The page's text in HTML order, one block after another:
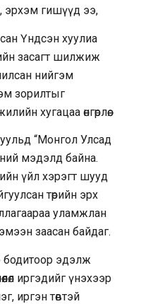
эрхэм гишүүд ээ,
Үндсэн хуулиа
засагт шилжиж
нийгэм
зорилтыг
хугацаа өнгөрлөө.
“Монгол Улсад
мэдэлд байна.
үйл хэрэгт шууд
төрийн эрх
уламжлан
заасан байдаг.
бодитоор эдэлж
иргэдийг үнэхээр
иргэн төвтэй